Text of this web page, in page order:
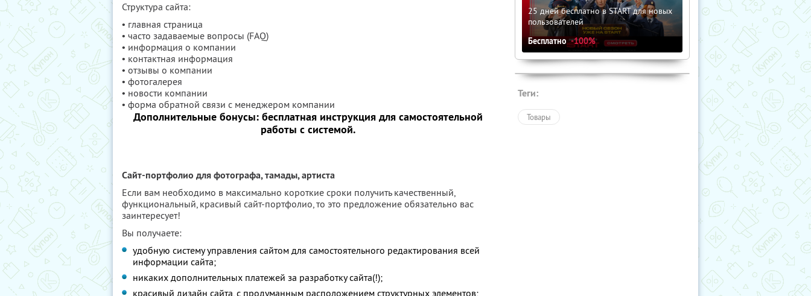
Структура сайта:
• главная страница
• часто задаваемые вопросы (FAQ)
• информация о компании
• контактная информация
• отзывы о компании
• фотогалерея
• новости компании
• форма обратной связи с менеджером компании
Дополнительные бонусы: бесплатная инструкция для самостоятельной
работы с системой.
Сайт-портфолио для фотографа, тамады, артиста
Если вам необходимо в максимально короткие сроки получить качественный,
функциональный, красивый сайт-портфолио, то это предложение обязательно вас
заинтересует!
Вы получаете:
удобную систему управления сайтом для самостоятельного редактирования всей
информации сайта;
никаких дополнительных платежей за разработку сайта(!);
красивый дизайн сайта, с продуманным расположением структурных элементов;
25 дней бесплатно в START для новых
пользователей
Бесплатно -100%
Теги:
Товары